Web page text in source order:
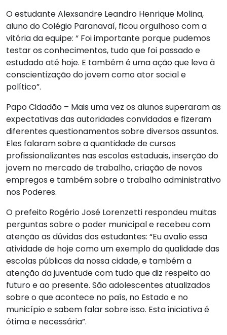
O estudante Alexsandre Leandro Henrique Molina,
aluno do Colégio Paranavaí, ficou orgulhoso com a
vitória da equipe: “ Foi importante porque pudemos
testar os conhecimentos, tudo que foi passado e
estudado até hoje. E também é uma ação que leva à
conscientização do jovem como ator social e
político”.
Papo Cidadão – Mais uma vez os alunos superaram as
expectativas das autoridades convidadas e fizeram
diferentes questionamentos sobre diversos assuntos.
Eles falaram sobre a quantidade de cursos
profissionalizantes nas escolas estaduais, inserção do
jovem no mercado de trabalho, criação de novos
empregos e também sobre o trabalho administrativo
nos Poderes.
O prefeito Rogério José Lorenzetti respondeu muitas
perguntas sobre o poder municipal e recebeu com
atenção as dúvidas dos estudantes: “Eu avalio essa
atividade de hoje como um exemplo da qualidade das
escolas públicas da nossa cidade, e também a
atenção da juventude com tudo que diz respeito ao
futuro e ao presente. São adolescentes atualizados
sobre o que acontece no país, no Estado e no
município e sabem falar sobre isso. Esta iniciativa é
ótima e necessária”.